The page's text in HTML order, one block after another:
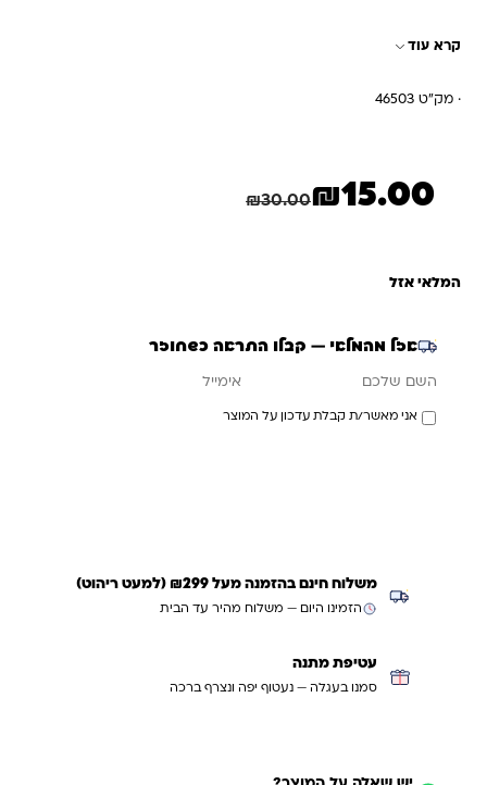
קרא עוד
· מק"ט 46503
₪30.00
המחיר המקורי היה: ₪30.00.
₪15.00
המחיר הנוכחי הוא: ₪15.00.
המלאי אזל
אזל מהמלאי — קבלו התראה כשחוזר
אני מאשר/ת קבלת עדכון על המוצר
משלוח חינם בהזמנה מעל ₪299 (למעט ריהוט)
הזמינו היום — משלוח מהיר עד הבית
עטיפת מתנה
סמנו בעגלה — נעטוף יפה ונצרף ברכה